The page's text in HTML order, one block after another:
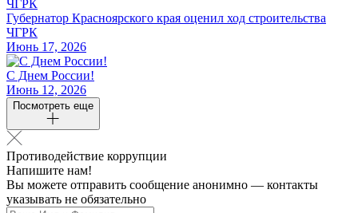
Губернатор Красноярского края оценил ход строительства
ЧГРК
Июнь 17, 2026
С Днем России!
Июнь 12, 2026
Посмотреть еще
Противодействие коррупции
Напишите нам!
Вы можете отправить сообщение анонимно — контакты
указывать не обязательно